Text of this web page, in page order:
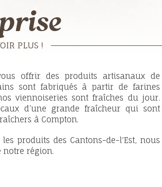
PLUS !
offrir des produits artisanaux de
sont fabriqués à partir de farines
viennoiseries sont fraîches du jour.
d’une grande fraîcheur qui sont
à Compton.
produits des Cantons-de-l'Est, nous
région.